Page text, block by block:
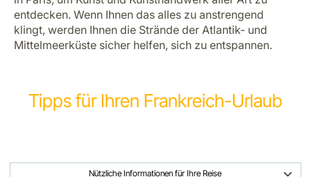
entdecken. Wenn Ihnen das alles zu anstrengend
klingt, werden Ihnen die Strände der Atlantik- und
Mittelmeerküste sicher helfen, sich zu entspannen.
Tipps für Ihren Frankreich-Urlaub
Nützliche Informationen für Ihre Reise